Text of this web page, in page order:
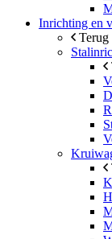
Inrichting en
Terug